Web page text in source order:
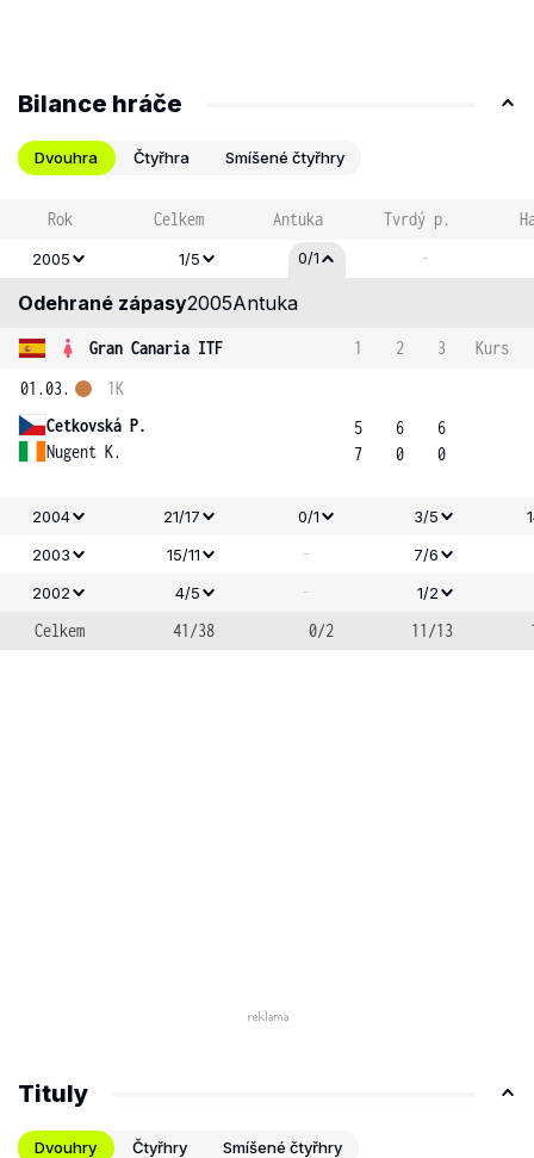
Bilance hráče
Dvouhra Čtyřhra Smíšené čtyřhry
Rok Celkem Antuka Tvrdý p.
2005 1/5 0/1 -
Odehrané zápasy2005Antuka
Gran Canaria ITF 1 2 3
Kurs
01.03.
Cetkovská P.
Nugent K.
1K
5
7
6
0
6
0
2004 21/17 0/1 3/5
2003
15/11 - 7/6
2002
4/5 - 1/2
Celkem 41/38 0/2 11/13
Tituly
Dvouhry Čtyřhry Smíšené čtyřhry